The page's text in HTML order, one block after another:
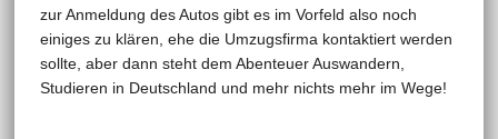
zur Anmeldung des Autos gibt es im Vorfeld also noch
einiges zu klären, ehe die Umzugsfirma kontaktiert werden
sollte, aber dann steht dem Abenteuer Auswandern,
Studieren in Deutschland und mehr nichts mehr im Wege!